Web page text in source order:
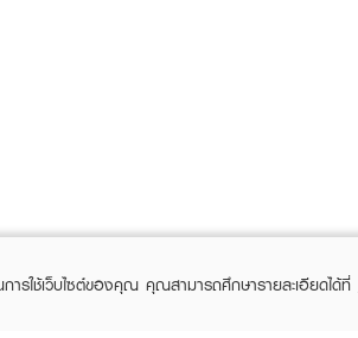
ารใช้เว็บไซต์ของคุณ คุณสามารถศึกษารายละเอียดได้ที่